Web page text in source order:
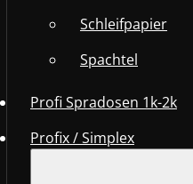
Schleifpapier
Spachtel
Profi Spradosen 1k-2k
Profix / Simplex